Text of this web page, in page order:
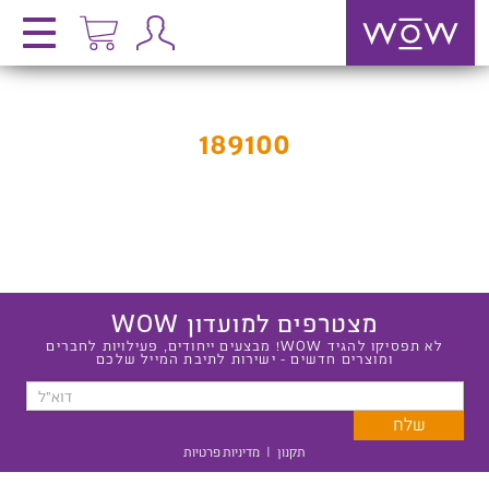
189100
מצטרפים למועדון WOW
לא תפסיקו להגיד WOW! מבצעים ייחודים, פעילויות לחברים
ומוצרים חדשים - ישירות לתיבת המייל שלכם
תקנון | מדיניות פרטיות